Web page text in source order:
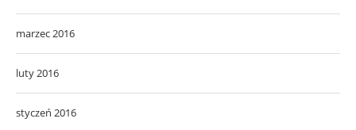
marzec 2016
luty 2016
styczeń 2016